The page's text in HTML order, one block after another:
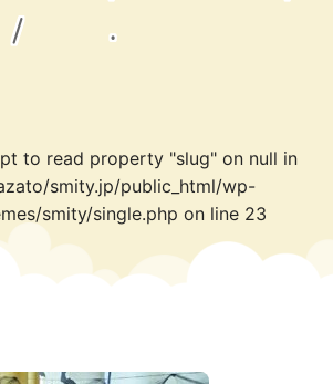
/ .
to read property "slug" on null in
smity.jp/public_html/wp-
smity/single.php on line 23